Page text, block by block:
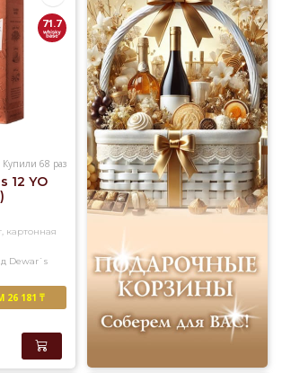
71.7
Купили 68 раз
12 YO
картонная
Dewar`s
181 ₸